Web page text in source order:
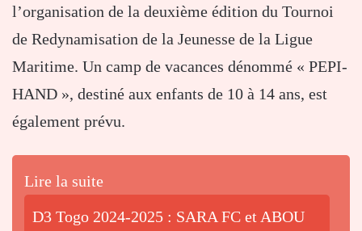
l’organisation de la deuxième édition du Tournoi
de Redynamisation de la Jeunesse de la Ligue
Maritime. Un camp de vacances dénommé « PEPI-
HAND », destiné aux enfants de 10 à 14 ans, est
également prévu.
Lire la suite
D3 Togo 2024-2025 : SARA FC et ABOU